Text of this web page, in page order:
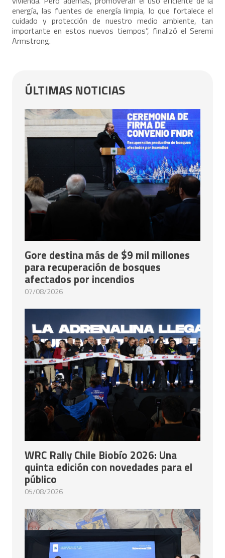
energía, las fuentes de energía limpia, lo que fortalece el
cuidado y protección de nuestro medio ambiente, tan
importante en estos nuevos tiempos”, finalizó el Seremi
Armstrong.
ÚLTIMAS NOTICIAS
Gore destina más de $9 mil millones
para recuperación de bosques
afectados por incendios
07/08/2026
WRC Rally Chile Biobío 2026: Una
quinta edición con novedades para el
público
05/08/2026